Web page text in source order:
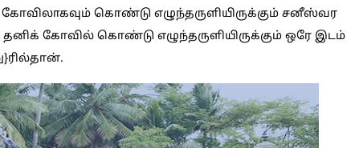
கொண்டு எழுந்தருளியிருக்கும் சனீஸ்வர
கோவில் கொண்டு எழுந்தருளியிருக்கும் ஒரே இடம்